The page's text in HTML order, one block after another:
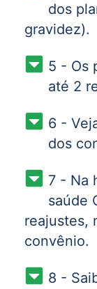
dos
gravidez).
5 - Os
até 2
6 -
dos
7 - Na
saúde
reajustes,
convênio.
8 -